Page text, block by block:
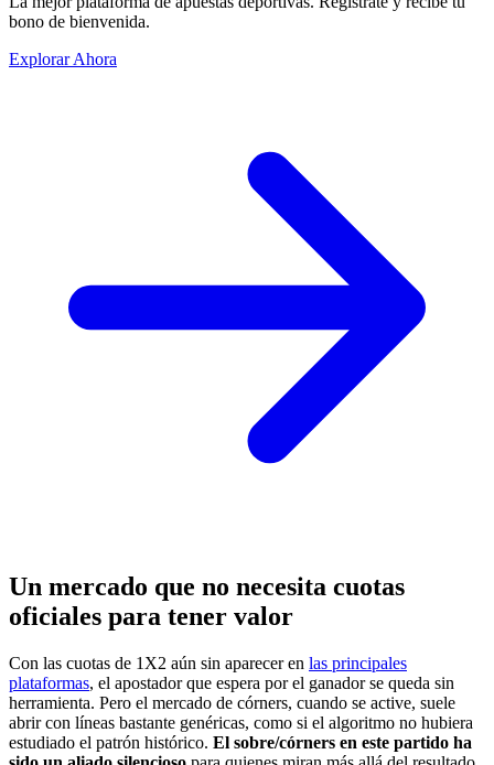
bono de bienvenida.
Explorar Ahora
Un mercado que no necesita cuotas
oficiales para tener valor
Con las cuotas de 1X2 aún sin aparecer en las principales
plataformas, el apostador que espera por el ganador se queda sin
herramienta. Pero el mercado de córners, cuando se active, suele
abrir con líneas bastante genéricas, como si el algoritmo no hubiera
estudiado el patrón histórico. El sobre/córners en este partido ha